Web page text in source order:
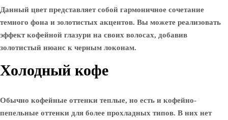
Данный цвет представляет собой гармоничное сочетание
темного фона и золотистых акцентов. Вы можете реализовать
эффект кофейной глазури на своих волосах, добавив
золотистый нюанс к черным локонам.
Холодный кофе
Обычно кофейные оттенки теплые, но есть и кофейно-
пепельные оттенки для более прохладных типов. В них нет